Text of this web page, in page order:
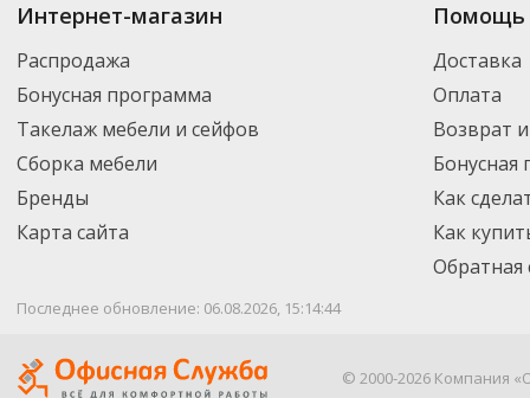
Интернет-магазин
Распродажа
Бонусная программа
Такелаж мебели и сейфов
Сборка мебели
Бренды
Карта сайта
Помощь
Доставка
Оплата
Возврат
Бонусная
Как
Как
Обратная
Последнее обновление: 06.08.2026, 15:14:44
© 2000-2026 Компания